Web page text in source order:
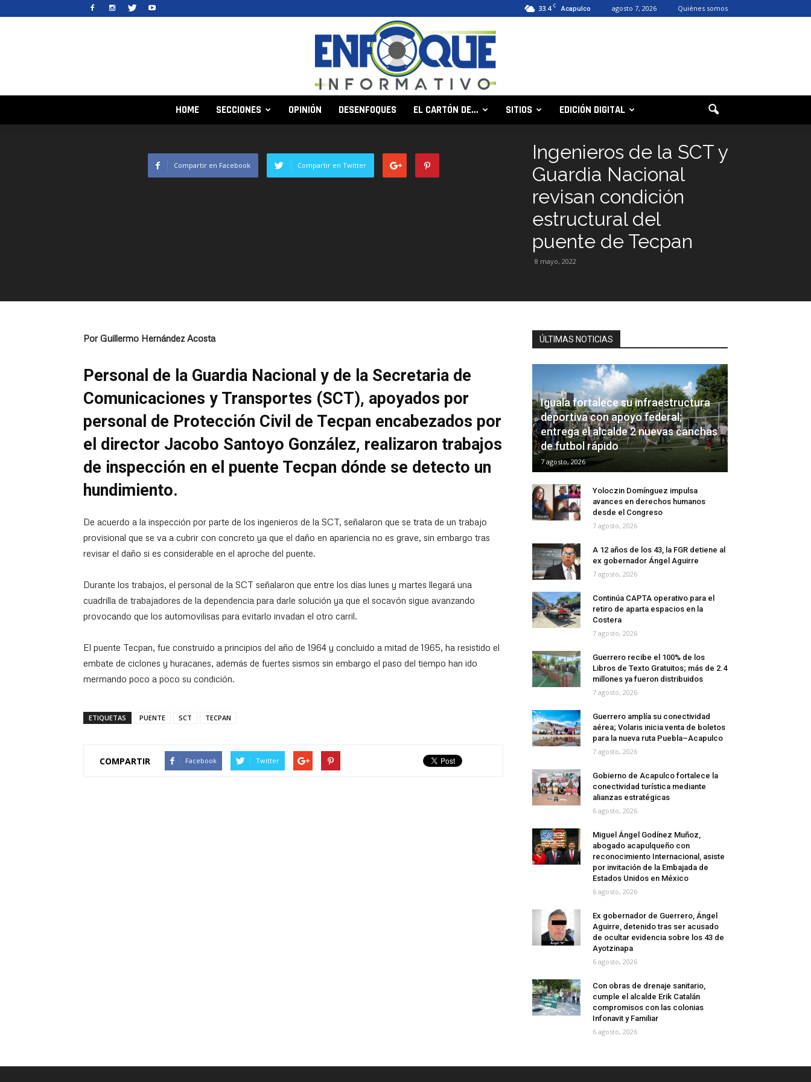
33.4 C Acapulco agosto 7, 2026 Quiénes somos
HOME SECCIONES OPINIÓN DESENFOQUES EL CARTÓN DE… SITIOS EDICIÓN DIGITAL
Ingenieros de la SCT y
Guardia Nacional
revisan condición
estructural del
puente de Tecpan
8 mayo, 2022
Compartir en Facebook Compartir en Twitter
Por Guillermo Hernández Acosta
Personal de la Guardia Nacional y de la Secretaria de
Comunicaciones y Transportes (SCT), apoyados por
personal de Protección Civil de Tecpan encabezados por
el director Jacobo Santoyo González, realizaron trabajos
de inspección en el puente Tecpan dónde se detecto un
hundimiento.
De acuerdo a la inspección por parte de los ingenieros de la SCT, señalaron que se trata de un trabajo
provisional que se va a cubrir con concreto ya que el daño en apariencia no es grave, sin embargo tras
revisar el daño si es considerable en el aproche del puente.
Durante los trabajos, el personal de la SCT señalaron que entre los días lunes y martes llegará una
cuadrilla de trabajadores de la dependencia para darle solución ya que el socavón sigue avanzando
provocando que los automovilisas para evitarlo invadan el otro carril.
El puente Tecpan, fue construido a principios del año de 1964 y concluido a mitad de 1965, ha resistido el
embate de ciclones y huracanes, además de fuertes sismos sin embargo el paso del tiempo han ido
mermando poco a poco su condición.
ETIQUETAS PUENTE SCT TECPAN
COMPARTIR Facebook Twitter
ÚLTIMAS NOTICIAS
Iguala fortalece su infraestructura
deportiva con apoyo federal;
entrega el alcalde 2 nuevas canchas
de futbol rápido
7 agosto, 2026
Yoloczin Domínguez impulsa
avances en derechos humanos
desde el Congreso
7 agosto, 2026
A 12 años de los 43, la FGR detiene al
ex gobernador Ángel Aguirre
7 agosto, 2026
Continúa CAPTA operativo para el
retiro de aparta espacios en la
Costera
7 agosto, 2026
Guerrero recibe el 100% de los
Libros de Texto Gratuitos; más de 2.4
millones ya fueron distribuidos
7 agosto, 2026
Guerrero amplía su conectividad
aérea; Volaris inicia venta de boletos
para la nueva ruta Puebla–Acapulco
7 agosto, 2026
Gobierno de Acapulco fortalece la
conectividad turística mediante
alianzas estratégicas
6 agosto, 2026
Miguel Ángel Godínez Muñoz,
abogado acapulqueño con
reconocimiento Internacional, asiste
por invitación de la Embajada de
Estados Unidos en México
6 agosto, 2026
Ex gobernador de Guerrero, Ángel
Aguirre, detenido tras ser acusado
de ocultar evidencia sobre los 43 de
Ayotzinapa
6 agosto, 2026
Con obras de drenaje sanitario,
cumple el alcalde Erik Catalán
compromisos con las colonias
Infonavit y Familiar
6 agosto, 2026